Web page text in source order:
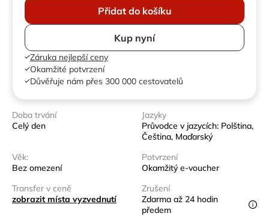
Přidat do košíku
Kup nyní
Záruka nejlepší ceny
Okamžité potvrzení
Důvěřuje nám přes 300 000 cestovatelů
Doba trvání
Celý den
Jazyky
Průvodce v jazycích: Polština,
Čeština, Maďarský
Věk:
Bez omezení
Potvrzení
Okamžitý e-voucher
Transfer v ceně
zobrazit místa vyzvednutí
Zrušení
Zdarma až 24 hodin
předem